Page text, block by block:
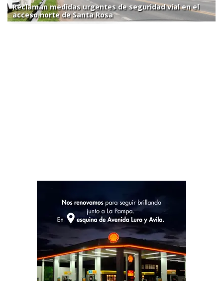
Reclaman medidas urgentes de seguridad vial en el
acceso norte de Santa Rosa